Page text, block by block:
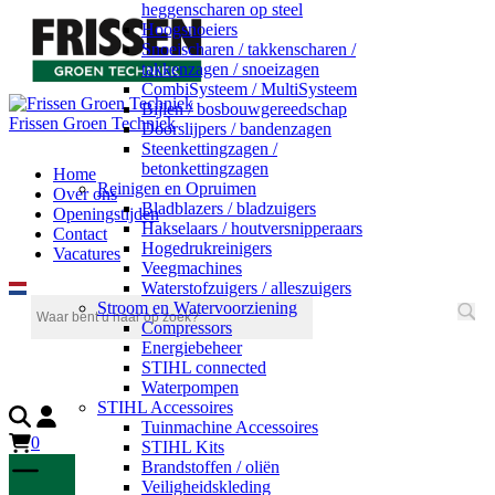
Frissen Groen Techniek
Home
Over ons
Openingstijden
Contact
Vacatures
heggenscharen op steel
Hoogsnoeiers
Snoeischaren / takkenscharen /
takkenzagen / snoeizagen
CombiSysteem / MultiSysteem
Bijlen / bosbouwgereedschap
Doorslijpers / bandenzagen
Steenkettingzagen /
betonkettingzagen
Reinigen en Opruimen
Bladblazers / bladzuigers
Hakselaars / houtversnipperaars
Hogedrukreinigers
Veegmachines
Waterstofzuigers / alleszuigers
Stroom en Watervoorziening
Compressors
Energiebeheer
STIHL connected
Waterpompen
STIHL Accessoires
Tuinmachine Accessoires
STIHL Kits
Brandstoffen / oliën
Veiligheidskleding
0